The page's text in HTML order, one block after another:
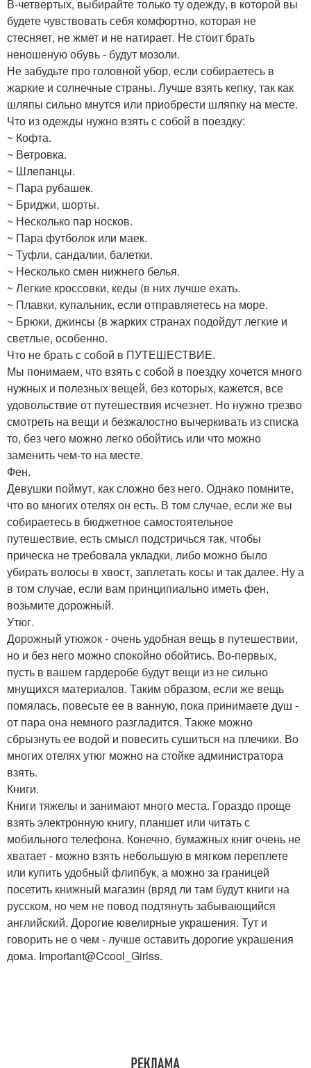
В-четвертых, выбирайте только ту одежду, в которой вы
будете чувствовать себя комфортно, которая не
стесняет, не жмет и не натирает. Не стоит брать
неношеную обувь - будут мозоли.
Не забудьте про головной убор, если собираетесь в
жаркие и солнечные страны. Лучше взять кепку, так как
шляпы сильно мнутся или приобрести шляпку на месте.
Что из одежды нужно взять с собой в поездку:
~ Кофта.
~ Ветровка.
~ Шлепанцы.
~ Пара рубашек.
~ Бриджи, шорты.
~ Несколько пар носков.
~ Пара футболок или маек.
~ Туфли, сандалии, балетки.
~ Несколько смен нижнего белья.
~ Легкие кроссовки, кеды (в них лучше ехать.
~ Плавки, купальник, если отправляетесь на море.
~ Брюки, джинсы (в жарких странах подойдут легкие и
светлые, особенно.
Что не брать с собой в ПУТЕШЕСТВИЕ.
Мы понимаем, что взять с собой в поездку хочется много
нужных и полезных вещей, без которых, кажется, все
удовольствие от путешествия исчезнет. Но нужно трезво
смотреть на вещи и безжалостно вычеркивать из списка
то, без чего можно легко обойтись или что можно
заменить чем-то на месте.
Фен.
Девушки поймут, как сложно без него. Однако помните,
что во многих отелях он есть. В том случае, если же вы
собираетесь в бюджетное самостоятельное
путешествие, есть смысл подстричься так, чтобы
прическа не требовала укладки, либо можно было
убирать волосы в хвост, заплетать косы и так далее. Ну а
в том случае, если вам принципиально иметь фен,
возьмите дорожный.
Утюг.
Дорожный утюжок - очень удобная вещь в путешествии,
но и без него можно спокойно обойтись. Во-первых,
пусть в вашем гардеробе будут вещи из не сильно
мнущихся материалов. Таким образом, если же вещь
помялась, повесьте ее в ванную, пока принимаете душ -
от пара она немного разгладится. Также можно
сбрызнуть ее водой и повесить сушиться на плечики. Во
многих отелях утюг можно на стойке администратора
взять.
Книги.
Книги тяжелы и занимают много места. Гораздо проще
взять электронную книгу, планшет или читать с
мобильного телефона. Конечно, бумажных книг очень не
хватает - можно взять небольшую в мягком переплете
или купить удобный флипбук, а можно за границей
посетить книжный магазин (вряд ли там будут книги на
русском, но чем не повод подтянуть забывающийся
английский. Дорогие ювелирные украшения. Тут и
говорить не о чем - лучше оставить дорогие украшения
дома. Important@Ccool_Girlss.